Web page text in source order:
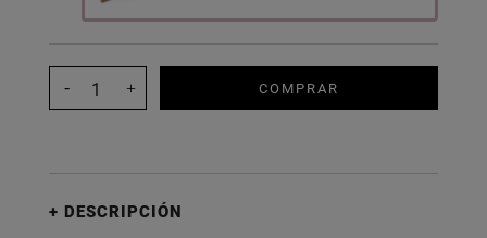
COMPRAR
DESCRIPCIÓN